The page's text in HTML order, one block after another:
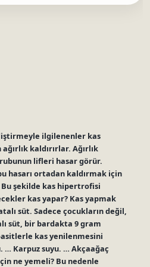
ilgilenenler kas
kaldırırlar. Ağırlık
lifleri hasar görür.
hasarı ortadan kaldırmak için
şekilde kas hipertrofisi
kas yapar? Kas yapmak
süt. Sadece çocukların değil,
süt, bir bardakta 9 gram
kas yenilenmesini
… Karpuz suyu. … Akçaağaç
ne yemeli? Bu nedenle